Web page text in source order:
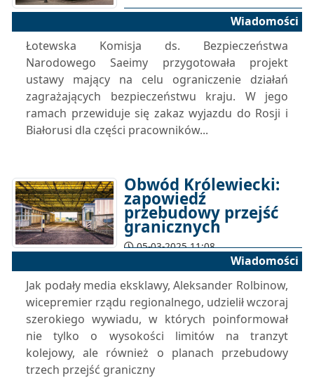
Wiadomości
Łotewska Komisja ds. Bezpieczeństwa
Narodowego Saeimy przygotowała projekt
ustawy mający na celu ograniczenie działań
zagrażających bezpieczeństwu kraju. W jego
ramach przewiduje się zakaz wyjazdu do Rosji i
Białorusi dla części pracowników...
Obwód Królewiecki:
zapowiedź
przebudowy przejść
granicznych
05-03-2025 11:08
Wiadomości
Jak podały media eksklawy, Aleksander Rolbinow,
wicepremier rządu regionalnego, udzielił wczoraj
szerokiego wywiadu, w których poinformował
nie tylko o wysokości limitów na tranzyt
kolejowy, ale również o planach przebudowy
trzech przejść graniczny